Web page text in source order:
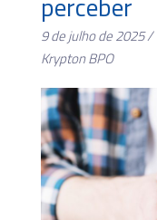
9 de julho de 2025 /
Krypton BPO